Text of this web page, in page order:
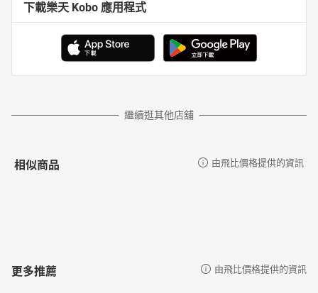
下載樂天 Kobo 應用程式
繼續逛其他店舖
相似商品 由飛比價格提供的資訊
更多推薦 由飛比價格提供的資訊